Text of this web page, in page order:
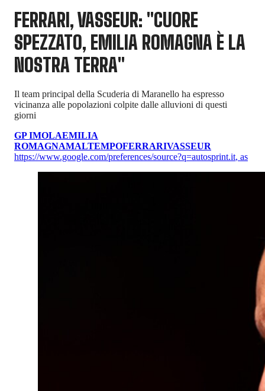
FERRARI, VASSEUR: "CUORE
SPEZZATO, EMILIA ROMAGNA È LA
NOSTRA TERRA"
Il team principal della Scuderia di Maranello ha espresso
vicinanza alle popolazioni colpite dalle alluvioni di questi
giorni
GP IMOLAEMILIA
ROMAGNAMALTEMPOFERRARIVASSEUR
https://www.google.com/preferences/source?q=autosprint.it, as